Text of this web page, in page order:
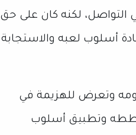
التواصل، لكنه كان على حق
أسلوب لعبه والاستجابة
وتعرض للهزيمة في
خططه وتطبيق أسلوب